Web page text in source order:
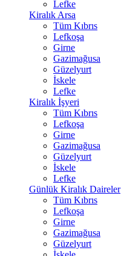
Lefke
Kiralık Arsa
Tüm Kıbrıs
Lefkoşa
Girne
Gazimağusa
Güzelyurt
İskele
Lefke
Kiralık İşyeri
Tüm Kıbrıs
Lefkoşa
Girne
Gazimağusa
Güzelyurt
İskele
Lefke
Günlük Kiralık Daireler
Tüm Kıbrıs
Lefkoşa
Girne
Gazimağusa
Güzelyurt